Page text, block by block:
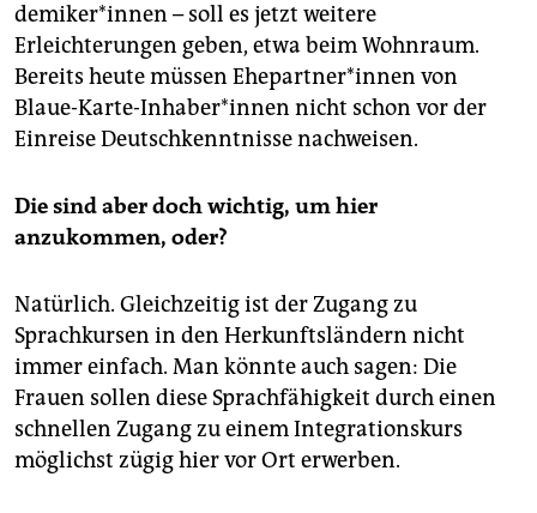
de­mi­ke­r*in­nen – soll es jetzt weitere
Erleichterungen geben, etwa beim Wohnraum.
Bereits heute müssen Ehe­part­ne­r*in­nen von
Blaue-Karte-Inhaber*innen nicht schon vor der
Einreise Deutschkenntnisse nachweisen.
Die sind aber doch wichtig, um hier
anzukommen, oder?
Natürlich. Gleichzeitig ist der Zugang zu
Sprachkursen in den Herkunftsländern nicht
immer einfach. Man könnte auch sagen: Die
Frauen sollen diese Sprachfähigkeit durch einen
schnellen Zugang zu einem Integrationskurs
möglichst zügig hier vor Ort erwerben.